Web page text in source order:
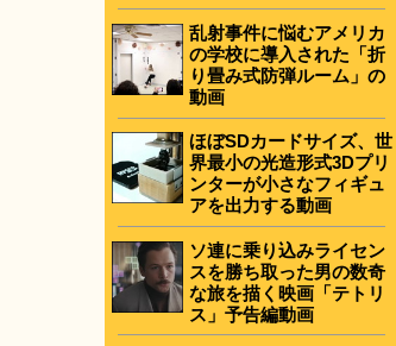
乱射事件に悩むアメリカ
の学校に導入された「折
り畳み式防弾ルーム」の
動画
ほぼSDカードサイズ、世
界最小の光造形式3Dプリ
ンターが小さなフィギュ
アを出力する動画
ソ連に乗り込みライセン
スを勝ち取った男の数奇
な旅を描く映画「テトリ
ス」予告編動画